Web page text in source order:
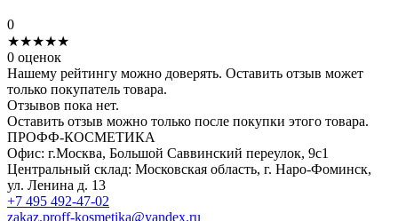
0
★★★★★
0 оценок
Нашему рейтингу можно доверять. Оставить отзыв может
только покупатель товара.
Отзывов пока нет.
Оставить отзыв можно только после покупки этого товара.
ПРОФФ-КОСМЕТИКА
Офис: г.Москва, Большой Саввинский переулок, 9с1
Центральный склад: Московская область, г. Наро-Фоминск,
ул. Ленина д. 13
+7 495 492-47-02
zakaz.proff-kosmetika@yandex.ru